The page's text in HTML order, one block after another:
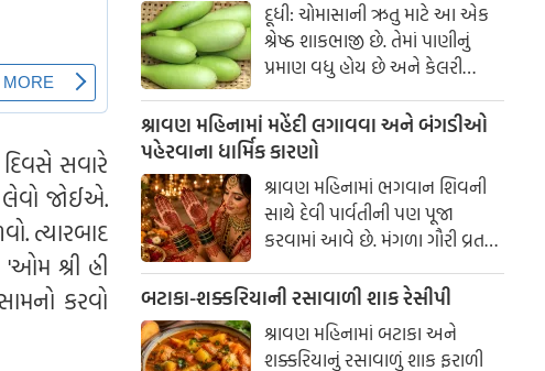
સવારે
લેવો જોઈએ.
ત્યારબાદ
શ્રી હ્રી
કરવો
મદદથી તમે કોઈપણ શાકને સ્વાદિષ્ટ
બનાવી શકો છો.
દૂધી: ચોમાસાની ઋતુ માટે આ એક
શ્રેષ્ઠ શાકભાજી છે. તેમાં પાણીનું
પ્રમાણ વધુ હોય છે અને કેલરી
ઓછી હોય છે. તે હલકું હોય છે અને
સ્વસ્થ પાચનતંત્ર જાળવવામાં મદદ
કરે છે.
શ્રાવણ મહિનામાં મહેંદી લગાવવા અને બંગડીઓ
પહેરવાના ધાર્મિક કારણો
શ્રાવણ મહિનામાં ભગવાન શિવની
સાથે દેવી પાર્વતીની પણ પૂજા
કરવામાં આવે છે. મંગળા ગૌરી વ્રત
અને હરિયાળી તીજ જેવા પ્રસંગોએ
મહેંદી લગાવવી અને લીલા રંગના
કપડાં પહેરવા એ પતિના લાંબા
આયુષ્ય અને સુખી દામ્પત્ય જીવન
બટાકા-શક્કરિયાની રસાવાળી શાક રેસીપી
શ્રાવણ મહિનામાં બટાકા અને
શક્કરિયાનું રસાવાળું શાક ફરાળી